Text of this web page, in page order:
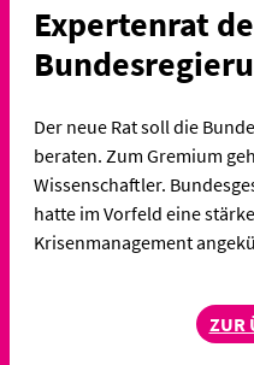
Expertenrat
Der neue Rat soll die
beraten. Zum Gremium
Wissenschaftler.
hatte im Vorfeld eine
Krisenmanagement
ZUR